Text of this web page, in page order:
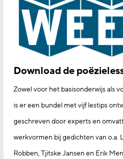
Download de
Zowel voor het basisonderwijs als
is er een bundel met vijf lestips
geschreven door experts en
werkvormen bij gedichten van o.a.
Robben, Tjitske Jansen en Erik